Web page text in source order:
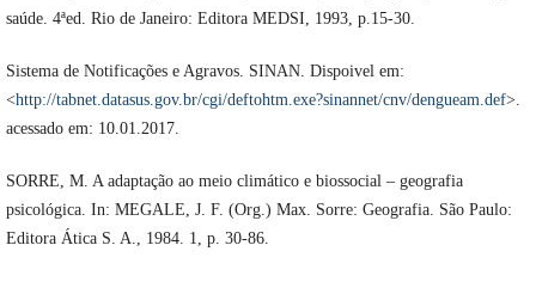
saúde. 4ªed. Rio de Janeiro: Editora MEDSI, 1993, p.15-30.
Sistema de Notificações e Agravos. SINAN. Dispoivel em:
<http://tabnet.datasus.gov.br/cgi/deftohtm.exe?sinannet/cnv/dengueam.def>.
acessado em: 10.01.2017.
SORRE, M. A adaptação ao meio climático e biossocial – geografia
psicológica. In: MEGALE, J. F. (Org.) Max. Sorre: Geografia. São Paulo:
Editora Ática S. A., 1984. 1, p. 30-86.